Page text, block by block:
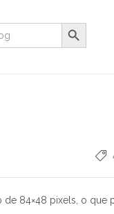
Search Button
84×48 pixels, o que